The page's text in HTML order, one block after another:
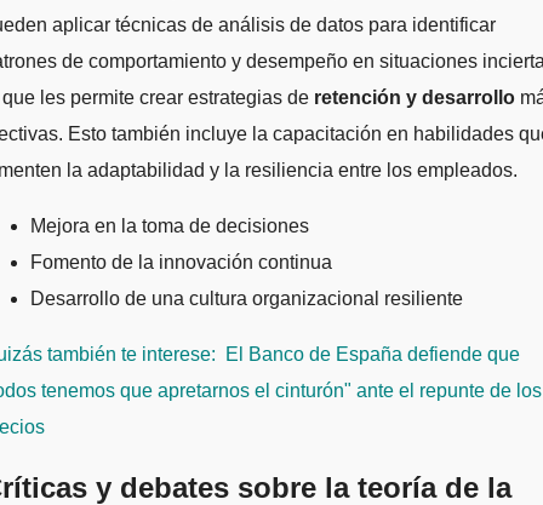
aplicar técnicas de análisis de datos para identificar
de comportamiento y desempeño en situaciones
les permite crear estrategias de retención y desarrollo
Esto también incluye la capacitación en habilidades
la adaptabilidad y la resiliencia entre los empleados.
Mejora en la toma de decisiones
Fomento de la innovación continua
Desarrollo de una cultura organizacional resiliente
también te interese:
El Banco de España defiende que
tenemos que apretarnos el cinturón" ante el repunte de los
y debates sobre la teoría de la